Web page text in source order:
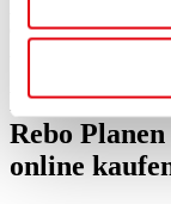
Abdeckhaube
erleichtert die
Fazit: Jetzt
Rebo
online